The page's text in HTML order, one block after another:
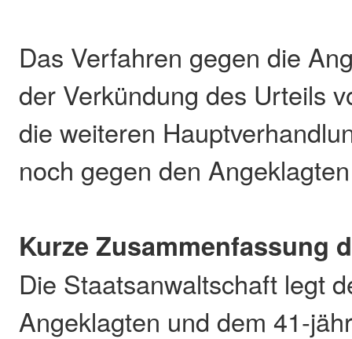
Das Verfahren gegen die
der Verkündung des Urteils
die weiteren
noch gegen den
Kurze Zusammenfassung
Die Staatsanwaltschaft legt
Angeklagten und dem 41-